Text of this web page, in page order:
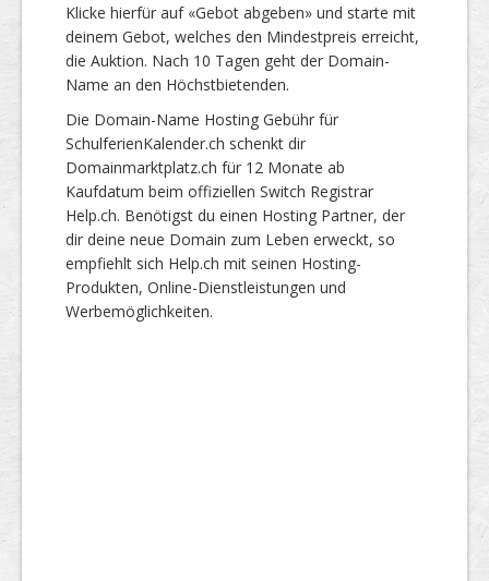
Klicke hierfür auf «Gebot abgeben» und starte mit
deinem Gebot, welches den Mindestpreis erreicht,
die Auktion. Nach 10 Tagen geht der Domain-
Name an den Höchstbietenden.
Die Domain-Name Hosting Gebühr für
SchulferienKalender.ch schenkt dir
Domainmarktplatz.ch für 12 Monate ab
Kaufdatum beim offiziellen Switch Registrar
Help.ch. Benötigst du einen Hosting Partner, der
dir deine neue Domain zum Leben erweckt, so
empfiehlt sich Help.ch mit seinen Hosting-
Produkten, Online-Dienstleistungen und
Werbemöglichkeiten.